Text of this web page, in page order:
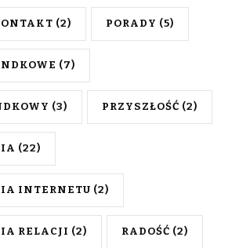
(2) PORADY (5)
(7)
(3) PRZYSZŁOŚĆ (2)
(22)
INTERNETU (2)
RELACJI (2) RADOŚĆ (2)